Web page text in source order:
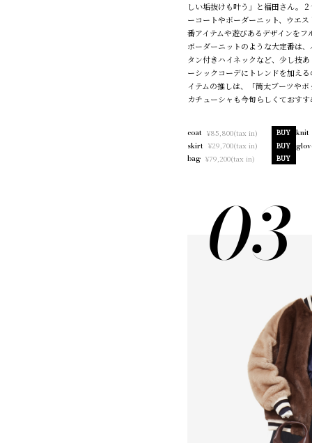
しい垢抜けも叶う」と福田さん。
ーコートやボーダーニット、ウエ
番アイテムや遊びあるデザインを
ボーダーニットのような大定番は
タン付きハイネックなど、少し技
ーシックコーデにトレンドを加え
イテムの推しは、「筒太ブーツや
カチューシャも今旬らしくておす
coat ¥85,800(tax in) BUY knit
skirt ¥29,700(tax in) BUY
bag ¥79,200(tax in) BUY
03